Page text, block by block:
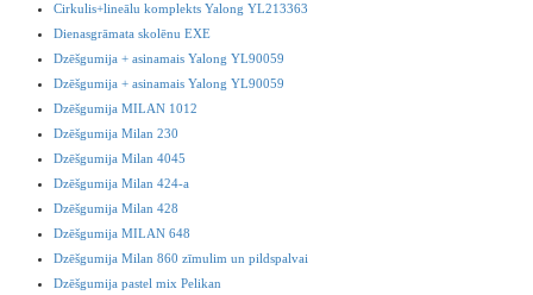
Cirkulis+lineālu komplekts Yalong YL213363
Dienasgrāmata skolēnu EXE
Dzēšgumija + asinamais Yalong YL90059
Dzēšgumija + asinamais Yalong YL90059
Dzēšgumija MILAN 1012
Dzēšgumija Milan 230
Dzēšgumija Milan 4045
Dzēšgumija Milan 424-a
Dzēšgumija Milan 428
Dzēšgumija MILAN 648
Dzēšgumija Milan 860 zīmulim un pildspalvai
Dzēšgumija pastel mix Pelikan